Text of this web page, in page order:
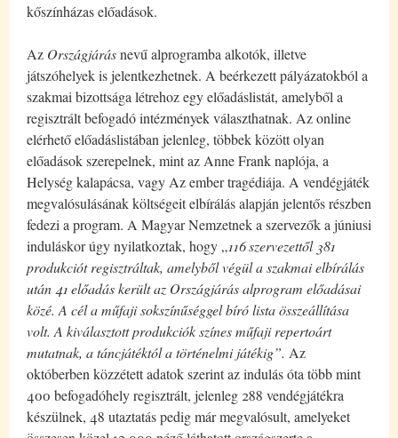
kőszínházas előadások.
Az Országjárásnevű alprogramba alkotók, illetve
játszóhelyek is jelentkezhetnek. A beérkezett pályázatokból a
szakmai bizottsága létrehoz egy előadáslistát, amelyből a
regisztrált befogadó intézmények választhatnak. Az online
elérhető előadáslistában jelenleg, többek között olyan
előadások szerepelnek, mint az Anne Frank naplója, a
Helység kalapácsa, vagy Az ember tragédiája. A vendégjáték
megvalósulásának költségeit elbírálás alapján jelentős részben
fedezi a program. A Magyar Nemzetnek a szervezők a júniusi
induláskor úgy nyilatkoztak, hogy „116 szervezettől 381
produkciót regisztráltak, amelyből végül a szakmai elbírálás
után 41 előadás került az Országjárás alprogram előadásai
közé. A cél a műfaji sokszínűséggel bíró lista összeállítása
volt. A kiválasztott produkciók színes műfaji repertoárt
mutatnak, a táncjátéktól a történelmi játékig”. Az
októberben közzétett adatok szerint az indulás óta több mint
400 befogadóhely regisztrált, jelenleg 288 vendégjátékra
készülnek, 48 utaztatás pedig már megvalósult, amelyeket